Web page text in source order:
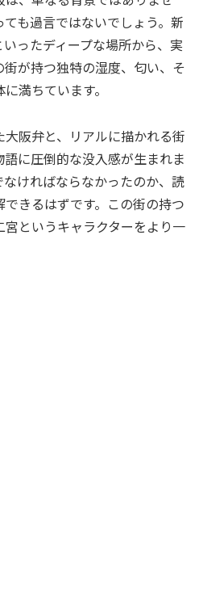
も過言ではないでしょう。新
ったディープな場所から、実
が持つ独特の湿度、匂い、そ
満ちています。
阪弁と、リアルに描かれる街
に圧倒的な没入感が生まれま
ければならなかったのか、読
きるはずです。この街の持つ
というキャラクターをより一